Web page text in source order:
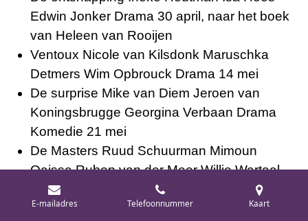
Edwin Jonker Drama 30 april, naar het boek
van Heleen van Rooijen
Ventoux Nicole van Kilsdonk Maruschka
Detmers Wim Opbrouck Drama 14 mei
De surprise Mike van Diem Jeroen van
Koningsbrugge Georgina Verbaan Drama
Komedie 21 mei
De Masters Ruud Schuurman Mimoun
Oaissa Ruben van der Meer Willie Wartaal
Komedie 21 mei
Schneider vs. Bax Alex van Warmerdam
E-mailadres Telefoonnummer Kaart